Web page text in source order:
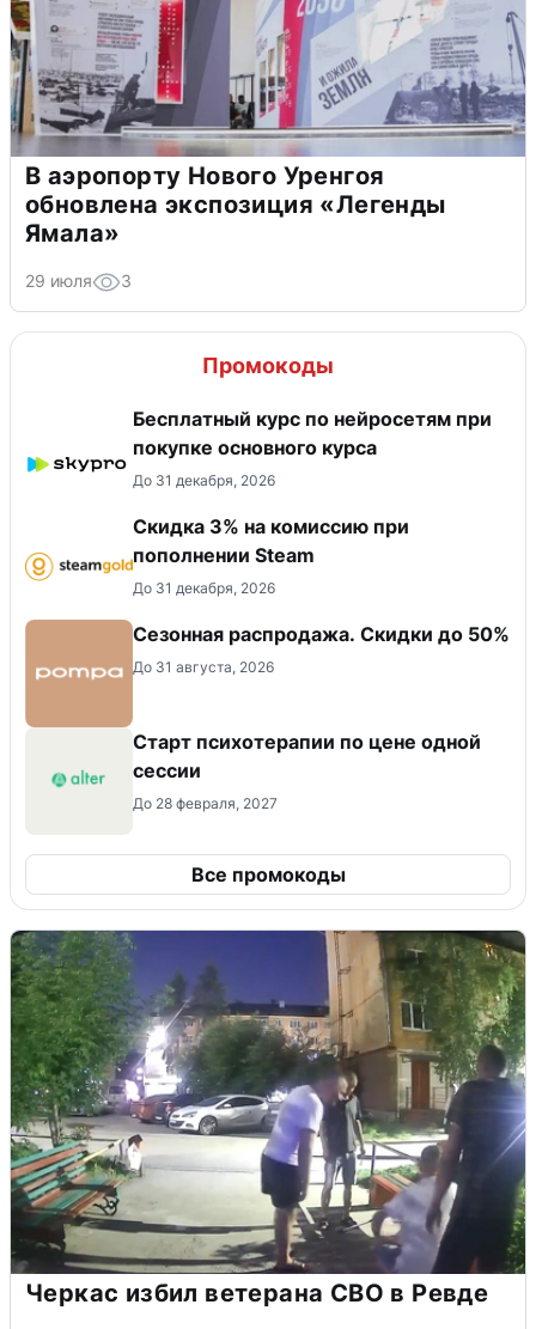
В аэропорту Нового Уренгоя
обновлена экспозиция «Легенды
Ямала»
29 июля 3
Промокоды
Бесплатный курс по нейросетям при
покупке основного курса
До 31 декабря, 2026
Скидка 3% на комиссию при
пополнении Steam
До 31 декабря, 2026
Сезонная распродажа. Скидки до 50%
До 31 августа, 2026
Старт психотерапии по цене одной
сессии
До 28 февраля, 2027
Все промокоды
Черкас избил ветерана СВО в Ревде